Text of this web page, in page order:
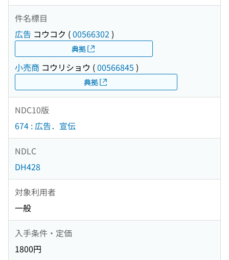
件名標目
広告 コウコク (00566302 )
典拠
小売商 コウリショウ (00566845 )
典拠
NDC10版
674 : 広告．宣伝
NDLC
DH428
対象利用者
一般
入手条件・定価
1800円